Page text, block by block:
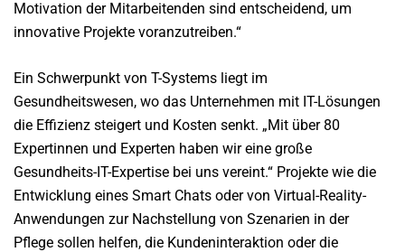
Motivation der Mitarbeitenden sind entscheidend, um
innovative Projekte voranzutreiben.“
Ein Schwerpunkt von T-Systems liegt im
Gesundheitswesen, wo das Unternehmen mit IT-Lösungen
die Effizienz steigert und Kosten senkt. „Mit über 80
Expertinnen und Experten haben wir eine große
Gesundheits-IT-Expertise bei uns vereint.“ Projekte wie die
Entwicklung eines Smart Chats oder von Virtual-Reality-
Anwendungen zur Nachstellung von Szenarien in der
Pflege sollen helfen, die Kundeninteraktion oder die